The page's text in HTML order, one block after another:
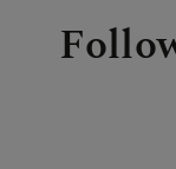
Presse